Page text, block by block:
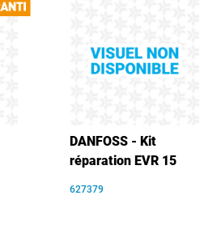
DANFOSS - Kit
réparation EVR 15
627379